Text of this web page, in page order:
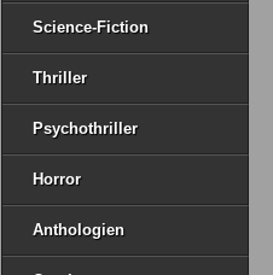
Science-Fiction
Thriller
Psychothriller
Horror
Anthologien